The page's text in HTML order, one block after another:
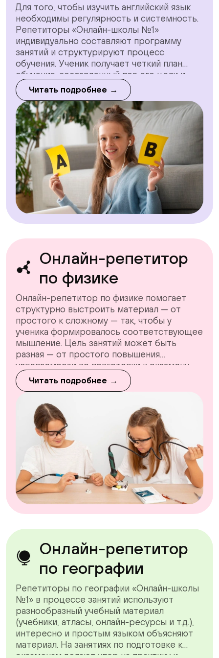
Для того, чтобы изучить английский язык
необходимы регулярность и системность.
Репетиторы «Онлайн-школы №1»
индивидуально составляют программу
занятий и структурируют процесс
обучения. Ученик получает четкий план
обучения, составленный под его цели и
сроки, полную информацию по структуре
экзамена и критериям оценки (если
школьник готовится к экзамену), материал,
необходимый для подготовки.
Читать подробнее →
Онлайн-репетитор
по физике
Онлайн-репетитор по физике помогает
структурно выстроить материал — от
простого к сложному — так, чтобы у
ученика формировалось соответствующее
мышление. Цель занятий может быть
разная — от простого повышения
успеваемости до подготовки к экзамену
(ОГЭ, ЕГЭ, ДВИ), но во всех случаях
принцип сначала один — научиться
помощью них научиться понимать вещи
посложнее.
Читать подробнее →
Онлайн-репетитор
по географии
Репетиторы по географии «Онлайн-школы
№1» в процессе занятий используют
разнообразный учебный материал
(учебники, атласы, онлайн-ресурсы и т.д.),
интересно и простым языком объясняют
материал. На занятиях по подготовке к
экзаменам делают упор на практику и